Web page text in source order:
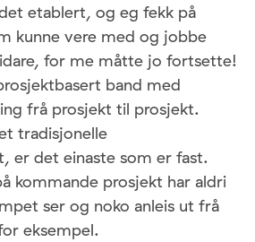
etablert, og eg fekk på
kunne vere med og jobbe
for me måtte jo fortsette!
band med
frå prosjekt til prosjekt.
tradisjonelle
er det einaste som er fast.
kommande prosjekt har aldri
ser og noko anleis ut frå
eksempel.